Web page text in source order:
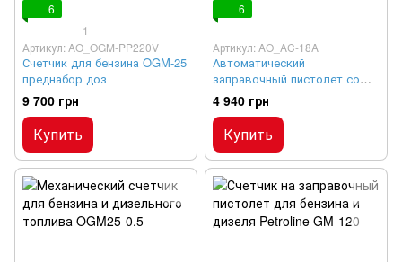
6
1
Артикул: AO_OGM-PP220V
Счетчик для бензина OGM-25
преднабор доз
9 700 грн
Купить
6
Артикул: AO_AC-18A
Автоматический
заправочный пистолет со
счетчиком AC-60A
4 940 грн
Купить